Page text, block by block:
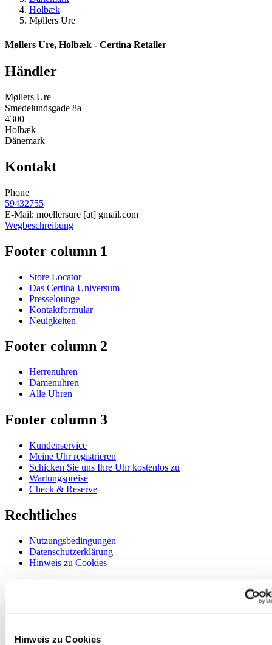
Hinweis zu Cookies
Holbæk
Møllers Ure
Møllers Ure, Holbæk - Certina Retailer
Händler
Møllers Ure
Smedelundsgade 8a
4300
Holbæk
Dänemark
Kontakt
Phone
59432755
E-Mail: moellersure [at] gmail.com
Wegbeschreibung
Footer column 1
Store Locator
Das Certina Universum
Presselounge
Kontaktformular
Neuigkeiten
Footer column 2
Herrenuhren
Damenuhren
Alle Uhren
Footer column 3
Kundenservice
Meine Uhr registrieren
Schicken Sie uns Ihre Uhr kostenlos zu
Wartungspreise
Check & Reserve
Rechtliches
Nutzungsbedingungen
Datenschutzerklärung
Hinweis zu Cookies
Willkommen im CERTINA Club
Information
Anmelden